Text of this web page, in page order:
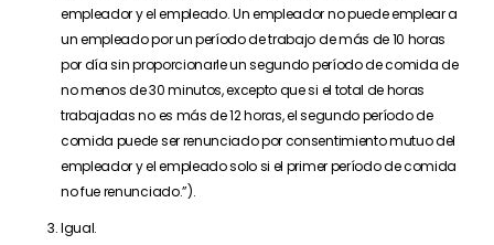
empleador y el empleado. Un empleador no puede emplear a
un empleado por un período de trabajo de más de 10 horas
por día sin proporcionarle un segundo período de comida de
no menos de 30 minutos, excepto que si el total de horas
trabajadas no es más de 12 horas, el segundo período de
comida puede ser renunciado por consentimiento mutuo del
empleador y el empleado solo si el primer período de comida
no fue renunciado.”).
Igual.